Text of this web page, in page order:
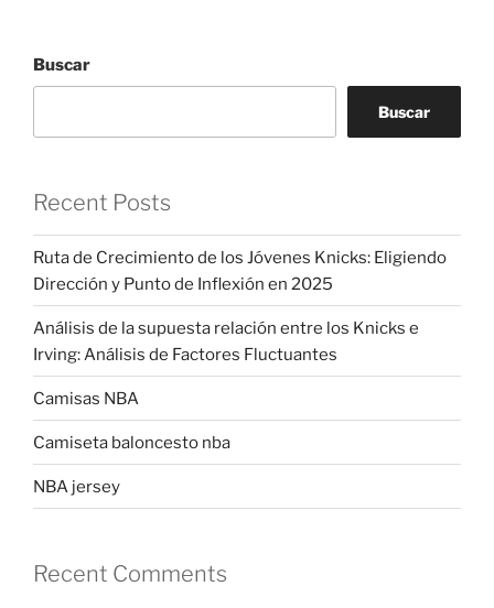
Buscar
Buscar
Recent Posts
Ruta de Crecimiento de los Jóvenes Knicks: Eligiendo
Dirección y Punto de Inflexión en 2025
Análisis de la supuesta relación entre los Knicks e
Irving: Análisis de Factores Fluctuantes
Camisas NBA
Camiseta baloncesto nba
NBA jersey
Recent Comments